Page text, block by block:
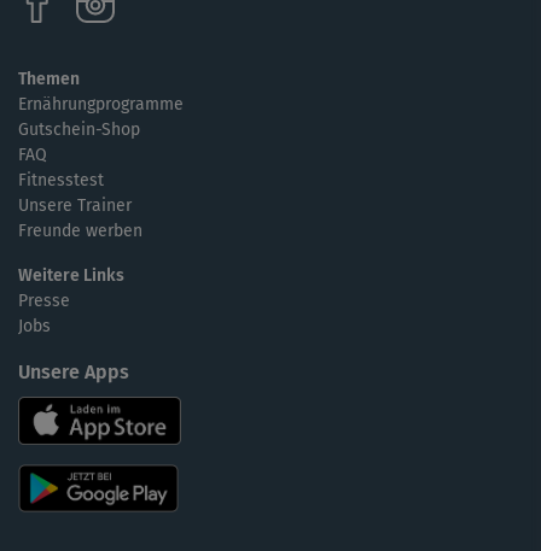
Themen
Ernährungprogramme
Gutschein-Shop
FAQ
Fitnesstest
Unsere Trainer
Freunde werben
Weitere Links
Presse
Jobs
Unsere Apps